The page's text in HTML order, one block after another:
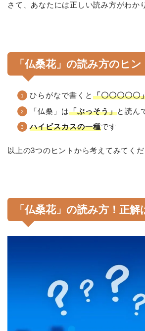
さて、あなたには正しい読み方がわか
「仏桑花」の読み方のヒ
ひらがなで書くと 「〇〇〇〇〇
「仏桑」は「ぶっそう」と読ん
ハイビスカスの一種です
以上の3つのヒントから考えてみてくだ
「仏桑花」の読み方！正解